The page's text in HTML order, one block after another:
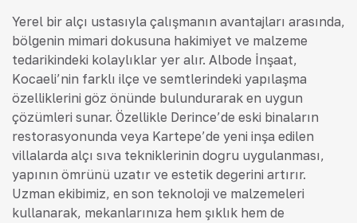
Yerel bir alçı ustasıyla çalışmanın avantajları arasında,
bölgenin mimari dokusuna hakimiyet ve malzeme
tedarikindeki kolaylıklar yer alır. Albode İnşaat,
Kocaeli’nin farklı ilçe ve semtlerindeki yapılaşma
özelliklerini göz önünde bulundurarak en uygun
çözümleri sunar. Özellikle Derince’de eski binaların
restorasyonunda veya Kartepe’de yeni inşa edilen
villalarda alçı sıva tekniklerinin doğru uygulanması,
yapının ömrünü uzatır ve estetik değerini artırır.
Uzman ekibimiz, en son teknoloji ve malzemeleri
kullanarak, mekanlarınıza hem şıklık hem de